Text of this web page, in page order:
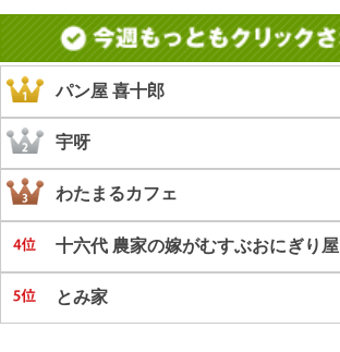
パン屋 喜十郎
宇呀
わたまるカフェ
十六代 農家の嫁がむすぶおにぎり屋
とみ家